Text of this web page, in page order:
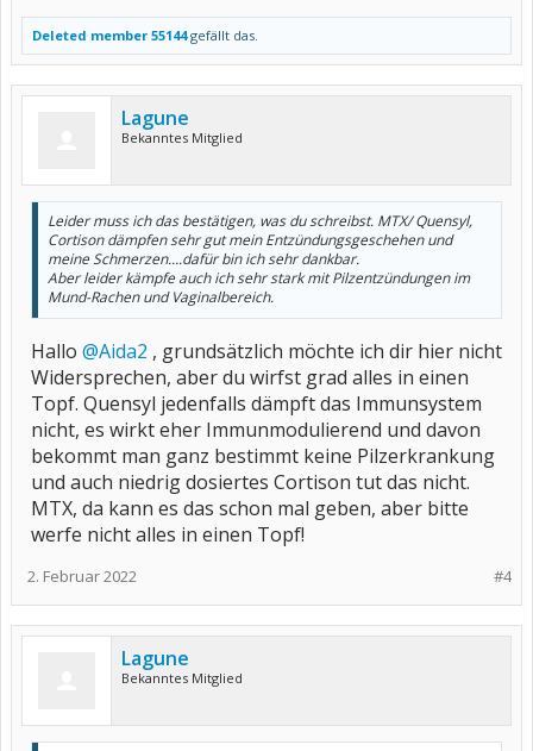
Deleted member 55144gefällt das.
Lagune
Bekanntes Mitglied
Leider muss ich das bestätigen, was du schreibst. MTX/ Quensyl,
Cortison dämpfen sehr gut mein Entzündungsgeschehen und
meine Schmerzen....dafür bin ich sehr dankbar.
Aber leider kämpfe auch ich sehr stark mit Pilzentzündungen im
Mund-Rachen und Vaginalbereich.
Hallo @Aida2 , grundsätzlich möchte ich dir hier nicht
Widersprechen, aber du wirfst grad alles in einen
Topf. Quensyl jedenfalls dämpft das Immunsystem
nicht, es wirkt eher Immunmodulierend und davon
bekommt man ganz bestimmt keine Pilzerkrankung
und auch niedrig dosiertes Cortison tut das nicht.
MTX, da kann es das schon mal geben, aber bitte
werfe nicht alles in einen Topf!
#4
2. Februar 2022
Lagune
Bekanntes Mitglied